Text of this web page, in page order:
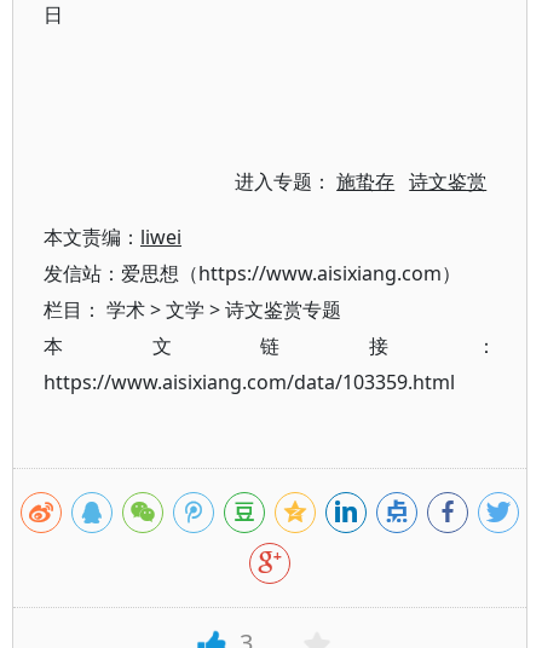
日
进入专题：施蛰存 诗文鉴赏
本文责编： liwei
发信站：爱思想（https://www.aisixiang.com）
栏目： 学术>文学 >诗文鉴赏专题
本文链接：
https://www.aisixiang.com/data/103359.html